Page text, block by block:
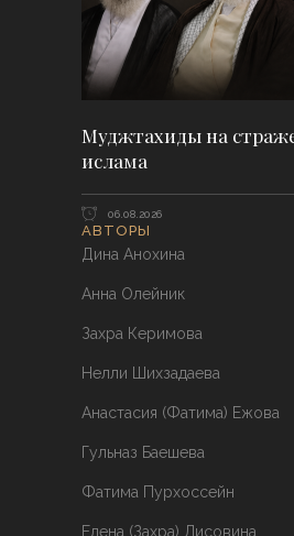
Муджтахиды на
ислама
06.08.2026
АВТОРЫ
Дина Анохина
Анна Олейник
Захра Керимова
Нелли Шихзадаева
Анастасия (Фатима) Ежова
Гульназ Баешева
Фатима Пурхоссейн
Елена (Захра) Лисовина